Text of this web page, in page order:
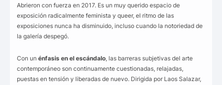
Abrieron con fuerza en 2017. Es un muy querido espacio de
exposición radicalmente feminista y queer, el ritmo de las
exposiciones nunca ha disminuido, incluso cuando la notoriedad de
la galería despegó.
Con un énfasis en el escándalo, las barreras subjetivas del arte
contemporáneo son continuamente cuestionadas, relajadas,
puestas en tensión y liberadas de nuevo. Dirigida por Laos Salazar,